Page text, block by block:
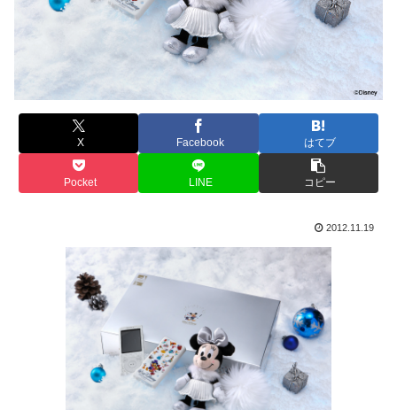
X Facebook はてブ
Pocket LINE コピー
2012.11.19